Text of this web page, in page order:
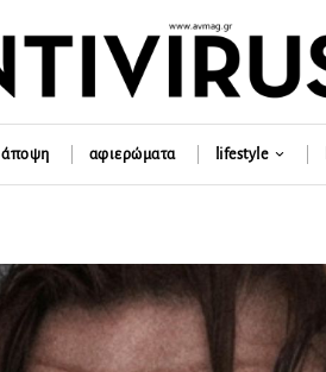
άποψη αφιερώματα lifestyle